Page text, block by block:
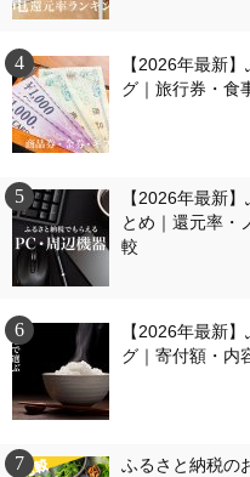
【2026年最新
グ｜旅行券・食
【2026年最新
とめ｜還元率・
較
【2026年最新
グ｜寄付額・内
ふるさと納税の